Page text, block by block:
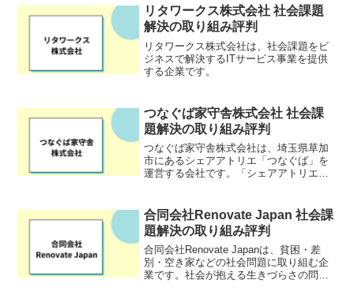
ることがないように、また働きがいや経
済成長の向上も見込ん...
リタワークス株式会社 社会課題
解決の取り組み評判
リタワークス株式会社は、社会課題をビ
ジネスで解決するITサービス事業を提供
する企業です。
つなぐば家守舎株式会社 社会課
題解決の取り組み評判
つなぐば家守舎株式会社は、埼玉県草加
市にあるシェアアトリエ「つなぐば」を
運営する会社です。「シェアアトリエ」
子どもを見守りながら生き生きと仕事が
できる環境づくりを提案し...
合同会社Renovate Japan 社会課
題解決の取り組み評判
合同会社Renovate Japanは、貧困・差
別・空き家などの社会問題に取り組む企
業です。社会が抱える生きづらさの問題